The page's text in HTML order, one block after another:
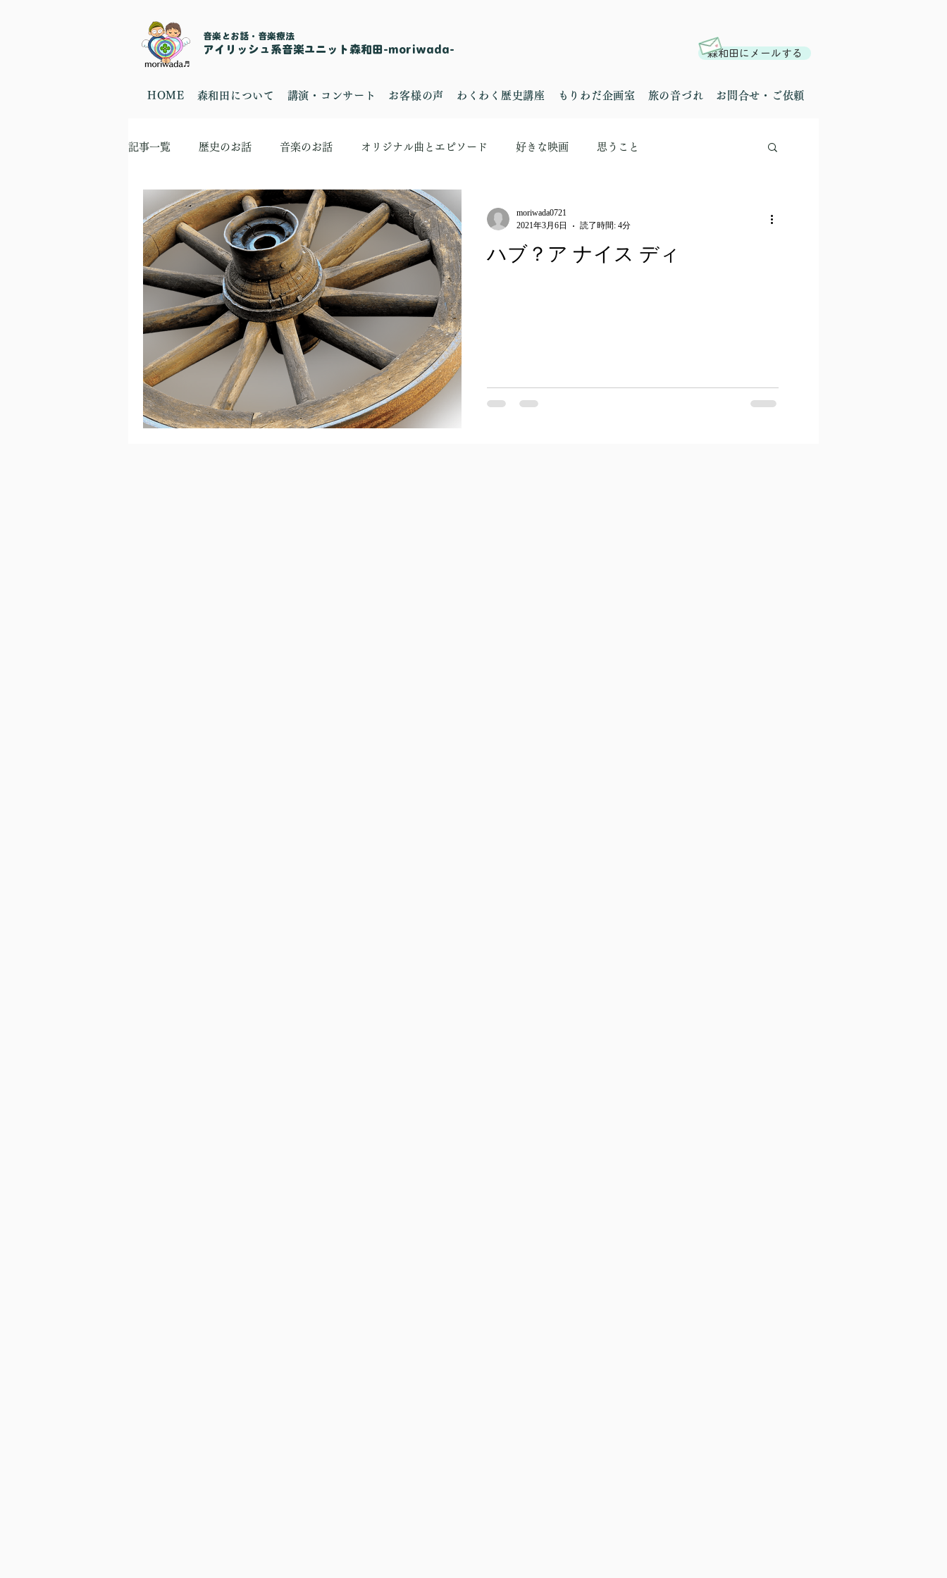
音楽とお話・音楽療法
​アイリッシュ系音楽ユニット森和田-moriwada- 森和田にメールする
HOME 森和田について 講演・コンサート お客様の声 わくわく歴史講座 もりわだ企画室 旅の音づれ お問合せ・ご依頼
記事一覧 歴史のお話 音楽のお話 オリジナル曲とエピソード 好きな映画 思うこと
ハブ？ア ナイス ディ
moriwada0721
2021年3月6日
読了時間: 4分